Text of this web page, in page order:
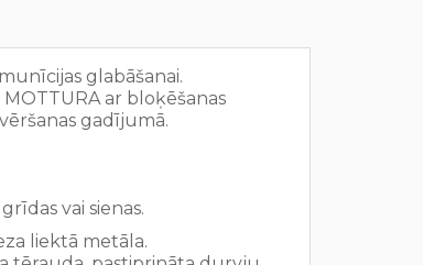
glabāšanai.
ar bloķēšanas
gadījumā.
vai sienas.
liektā metāla.